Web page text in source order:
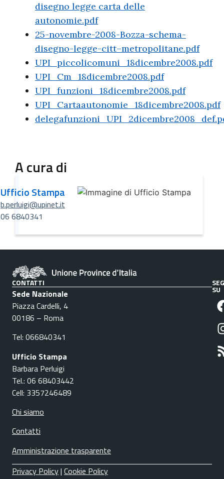
disegno legge carta delle
autonomie.pdf
25-novembre-2008-Bozza-schema-
disegno-legge-citt–metropolitane.pdf
UPI_piccolicomuni_18dicembre2008.pdf
UPI_Cm_18dicembre2008.pdf
UPI_funzioni_18dicembre2008.pdf
UPI_Cartaautonomie_18dicembre2008.pdf
A cura di
Ufficio Stampa
b.perluigi@upinet.it
06 6840341
CONTATTI
Sede Nazionale
Piazza Cardelli, 4
00186 – Roma
Tel: 066840341
Ufficio Stampa
Barbara Perluigi
Tel.: 06 68403442
Cell: 3357246489
Chi siamo
Contatti
Amministrazione trasparente
SU
Privacy Policy| Cookie Policy